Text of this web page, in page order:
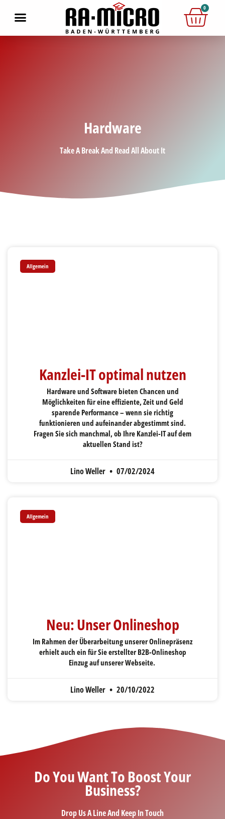
0
Hardware
Take A Break And Read All About It
Allgemein
Kanzlei-IT optimal nutzen
Hardware und Software bieten Chancen und
Möglichkeiten für eine effiziente, Zeit und Geld
sparende Performance – wenn sie richtig
funktionieren und aufeinander abgestimmt sind.
Fragen Sie sich manchmal, ob Ihre Kanzlei-IT auf dem
aktuellen Stand ist?
Lino Weller 07/02/2024
Allgemein
Neu: Unser Onlineshop
Im Rahmen der Überarbeitung unserer Onlinepräsenz
erhielt auch ein für Sie erstellter B2B-Onlineshop
Einzug auf unserer Webseite.
Lino Weller 20/10/2022
Do You Want To Boost Your
Business?
Drop Us A Line And Keep In Touch